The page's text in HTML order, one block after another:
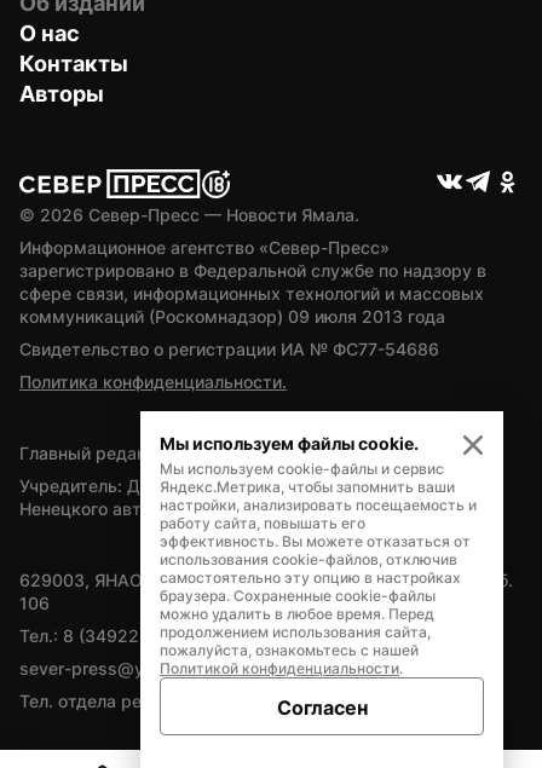
О нас
Контакты
Авторы
© 2026 Север-Пресс — Новости Ямала.
Информационное агентство «Север-Пресс»
зарегистрировано в Федеральной службе по надзору в
сфере связи, информационных технологий и массовых
коммуникаций (Роскомнадзор) 09 июля 2013 года
Свидетельство о регистрации ИА № ФС77-54686
Политика конфиденциальности.
Главный редактор — А.Л. Поздеев
Учредитель: Департамент внутренней политики Ямало-
Ненецкого автономного округа
629003, ЯНАО, Салехард, мкр. Богдана Кнунянца, д.1, каб.
106
Тел.: 8 (34922) 71262
sever-press@yamal-media.ru
Тел. отдела рекламы: 8 (34922) 42728
Мы используем файлы cookie.
Мы используем cookie-файлы и сервис
Яндекс.Метрика, чтобы запомнить ваши
настройки, анализировать посещаемость и
работу сайта, повышать его
эффективность. Вы можете отказаться от
использования cookie-файлов, отключив
самостоятельно эту опцию в настройках
браузера. Сохраненные cookie-файлы
можно удалить в любое время. Перед
продолжением использования сайта,
пожалуйста, ознакомьтесь с нашей
Политикой конфиденциальности.
Согласен